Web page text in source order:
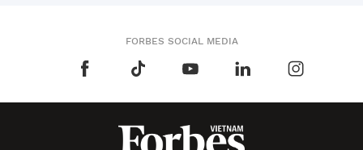
FORBES SOCIAL MEDIA